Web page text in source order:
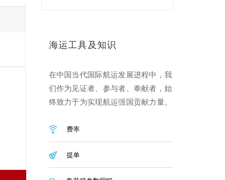
海运工具及知识
在中国当代国际航运发展进程中，我
们作为见证者、参与者、奉献者，始
终致力于为实现航运强国贡献力量。
费率
提单